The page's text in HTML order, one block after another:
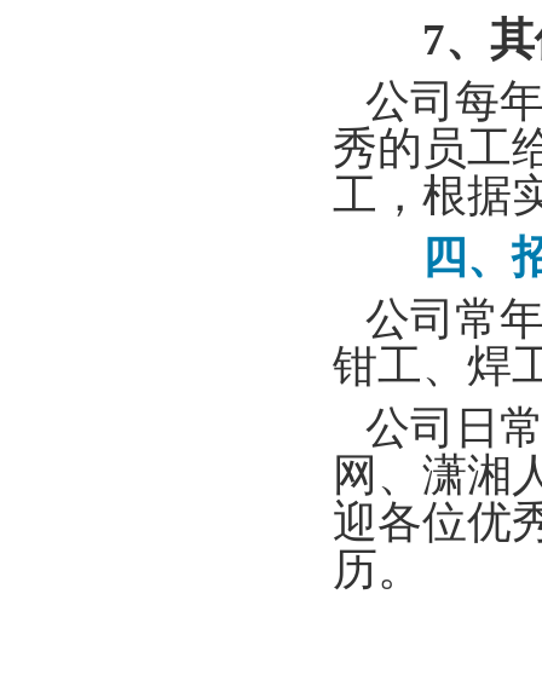
7、
公司每
秀的员工
工，根据
四、招
公司常
钳工、焊
公司日
网、潇湘
迎各位优
历。